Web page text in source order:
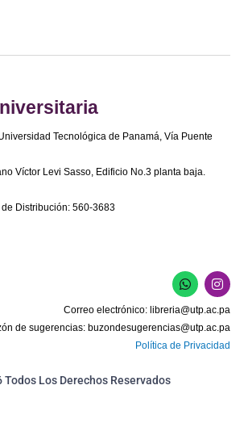
Tecnológica de Panamá, Vía Puente
Víctor Levi Sasso, Edificio No.3 planta baja.
Distribución: 560-3683
W
h
a
t
s
a
p
I
n
s
t
a
g
r
Correo electrónico: libreria@utp.ac.pa
de sugerencias: buzondesugerencias@utp.ac.pa
Política de Privacidad
Todos Los Derechos Reservados